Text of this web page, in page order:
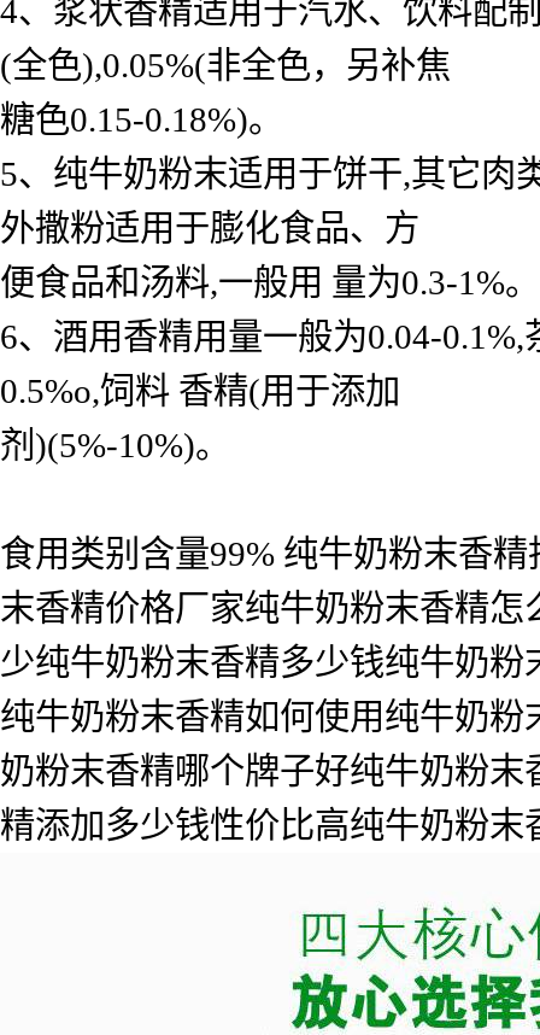
4、浆状香精适用于汽水、饮料配
(全色),0.05%(非全色，另补焦
糖色0.15-0.18%)。
5、纯牛奶粉末适用于饼干,其它肉
外撒粉适用于膨化食品、方
便食品和汤料,一般用 量为0.3-1%。
6、酒用香精用量一般为0.04-
0.5%o,饲料 香精(用于添加
剂)(5%-10%)。
食用类别含量99% 纯牛奶粉末香
末香精价格厂家纯牛奶粉末香精
少纯牛奶粉末香精多少钱纯牛奶
纯牛奶粉末香精如何使用纯牛奶
奶粉末香精哪个牌子好纯牛奶粉
精添加多少钱性价比高纯牛奶粉